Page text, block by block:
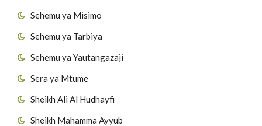
Sehemu ya Misimo
Sehemu ya Tarbiya
Sehemu ya Yautangazaji
Sera ya Mtume
Sheikh Ali Al Hudhayfi
Sheikh Mahamma Ayyub